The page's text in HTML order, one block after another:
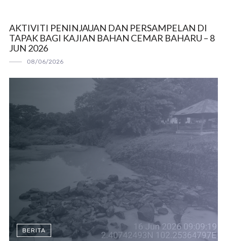
AKTIVITI PENINJAUAN DAN PERSAMPELAN DI
TAPAK BAGI KAJIAN BAHAN CEMAR BAHARU – 8
JUN 2026
08/06/2026
BERITA